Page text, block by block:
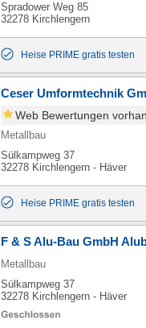
Spradower Weg 85
32278 Kirchlengern
Heise PRIME gratis testen
Ceser Umformtechnik
Web Bewertungen
Metallbau
Sülkampweg 37
32278 Kirchlengern - Häver
Heise PRIME gratis testen
F & S Alu-Bau GmbH
Metallbau
Sülkampweg 37
32278 Kirchlengern - Häver